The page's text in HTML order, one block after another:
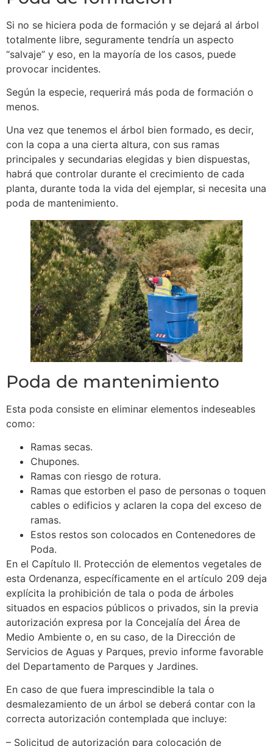
Si no se hiciera poda de formación y se dejará al árbol
totalmente libre, seguramente tendría un aspecto
“salvaje” y eso, en la mayoría de los casos, puede
provocar incidentes.
Según la especie, requerirá más poda de formación o
menos.
Una vez que tenemos el árbol bien formado, es decir,
con la copa a una cierta altura, con sus ramas
principales y secundarias elegidas y bien dispuestas,
habrá que controlar durante el crecimiento de cada
planta, durante toda la vida del ejemplar, si necesita una
poda de mantenimiento.
Poda de mantenimiento
Esta poda consiste en eliminar elementos indeseables
como:
Ramas secas.
Chupones.
Ramas con riesgo de rotura.
Ramas que estorben el paso de personas o toquen
cables o edificios y aclaren la copa del exceso de
ramas.
Estos restos son colocados en Contenedores de
Poda.
En el Capítulo II. Protección de elementos vegetales de
esta Ordenanza, específicamente en el artículo 209 deja
explícita la prohibición de tala o poda de árboles
situados en espacios públicos o privados, sin la previa
autorización expresa por la Concejalía del Área de
Medio Ambiente o, en su caso, de la Dirección de
Servicios de Aguas y Parques, previo informe favorable
del Departamento de Parques y Jardines.
En caso de que fuera imprescindible la tala o
desmalezamiento de un árbol se deberá contar con la
correcta autorización contemplada que incluye:
– Solicitud de autorización para colocación de